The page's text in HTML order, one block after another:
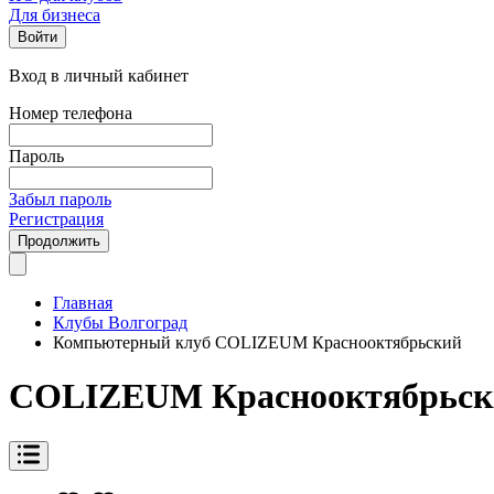
Для бизнеса
Войти
Вход в личный кабинет
Номер телефона
Пароль
Забыл пароль
Регистрация
Продолжить
Главная
Клубы Волгоград
Компьютерный клуб COLIZEUM Краснооктябрьский
COLIZEUM